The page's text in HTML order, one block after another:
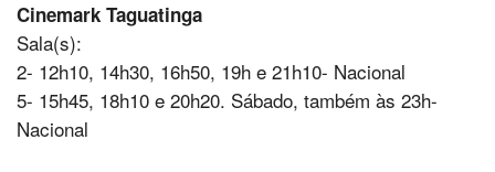
Cinemark Taguatinga
Sala(s):
2- 12h10, 14h30, 16h50, 19h e 21h10- Nacional
5- 15h45, 18h10 e 20h20. Sábado, também às 23h-
Nacional